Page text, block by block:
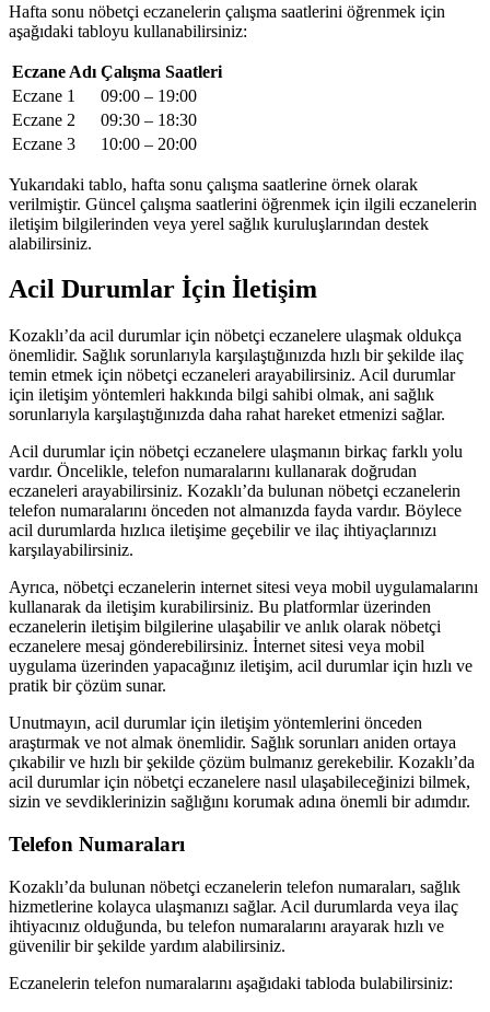
Hafta sonu nöbetçi eczanelerin çalışma saatlerini öğrenmek için
aşağıdaki tabloyu kullanabilirsiniz:
Eczane Adı Çalışma Saatleri
Eczane 1
09:00 – 19:00
Eczane 2
09:30 – 18:30
Eczane 3
10:00 – 20:00
Yukarıdaki tablo, hafta sonu çalışma saatlerine örnek olarak
verilmiştir. Güncel çalışma saatlerini öğrenmek için ilgili eczanelerin
iletişim bilgilerinden veya yerel sağlık kuruluşlarından destek
alabilirsiniz.
Acil Durumlar İçin İletişim
Kozaklı’da acil durumlar için nöbetçi eczanelere ulaşmak oldukça
önemlidir. Sağlık sorunlarıyla karşılaştığınızda hızlı bir şekilde ilaç
temin etmek için nöbetçi eczaneleri arayabilirsiniz. Acil durumlar
için iletişim yöntemleri hakkında bilgi sahibi olmak, ani sağlık
sorunlarıyla karşılaştığınızda daha rahat hareket etmenizi sağlar.
Acil durumlar için nöbetçi eczanelere ulaşmanın birkaç farklı yolu
vardır. Öncelikle, telefon numaralarını kullanarak doğrudan
eczaneleri arayabilirsiniz. Kozaklı’da bulunan nöbetçi eczanelerin
telefon numaralarını önceden not almanızda fayda vardır. Böylece
acil durumlarda hızlıca iletişime geçebilir ve ilaç ihtiyaçlarınızı
karşılayabilirsiniz.
Ayrıca, nöbetçi eczanelerin internet sitesi veya mobil uygulamalarını
kullanarak da iletişim kurabilirsiniz. Bu platformlar üzerinden
eczanelerin iletişim bilgilerine ulaşabilir ve anlık olarak nöbetçi
eczanelere mesaj gönderebilirsiniz. İnternet sitesi veya mobil
uygulama üzerinden yapacağınız iletişim, acil durumlar için hızlı ve
pratik bir çözüm sunar.
Unutmayın, acil durumlar için iletişim yöntemlerini önceden
araştırmak ve not almak önemlidir. Sağlık sorunları aniden ortaya
çıkabilir ve hızlı bir şekilde çözüm bulmanız gerekebilir. Kozaklı’da
acil durumlar için nöbetçi eczanelere nasıl ulaşabileceğinizi bilmek,
sizin ve sevdiklerinizin sağlığını korumak adına önemli bir adımdır.
Telefon Numaraları
Kozaklı’da bulunan nöbetçi eczanelerin telefon numaraları, sağlık
hizmetlerine kolayca ulaşmanızı sağlar. Acil durumlarda veya ilaç
ihtiyacınız olduğunda, bu telefon numaralarını arayarak hızlı ve
güvenilir bir şekilde yardım alabilirsiniz.
Eczanelerin telefon numaralarını aşağıdaki tabloda bulabilirsiniz: